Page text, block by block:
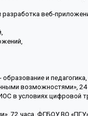
веб-
образование и
возможностями»,
в условиях цифровой
72 часа, ФГБОУ ВО